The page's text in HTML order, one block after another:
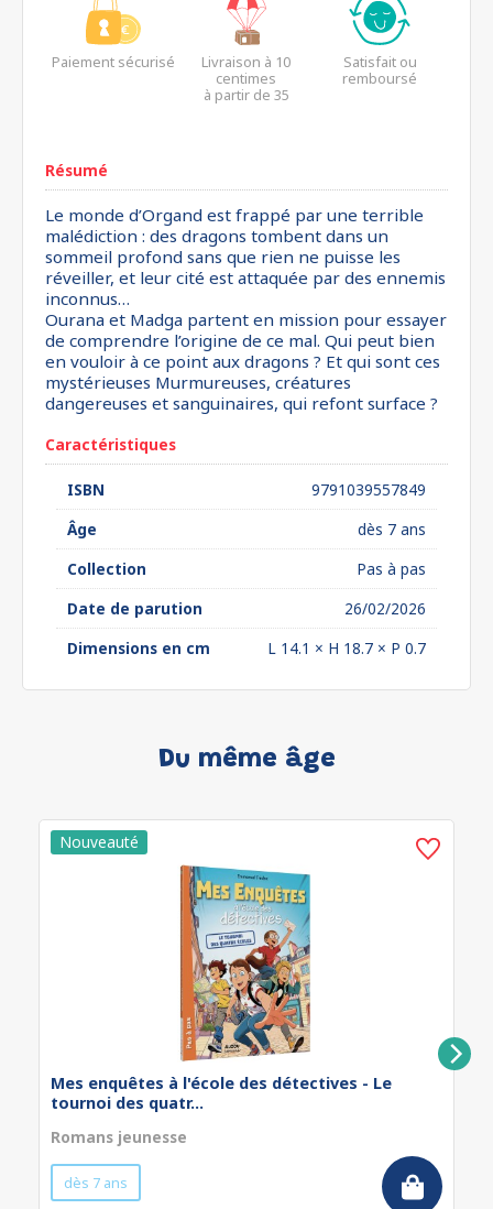
Paiement sécurisé
Livraison à 10
centimes
à partir de 35
Satisfait ou
remboursé
Résumé
Le monde d’Organd est frappé par une terrible
malédiction : des dragons tombent dans un
sommeil profond sans que rien ne puisse les
réveiller, et leur cité est attaquée par des ennemis
inconnus…
Ourana et Madga partent en mission pour essayer
de comprendre l’origine de ce mal. Qui peut bien
en vouloir à ce point aux dragons ? Et qui sont ces
mystérieuses Murmureuses, créatures
dangereuses et sanguinaires, qui refont surface ?
Caractéristiques
ISBN
9791039557849
Âge
dès 7 ans
Collection
Pas à pas
Date de parution
26/02/2026
Dimensions en cm
L 14.1 × H 18.7 × P 0.7
Du même âge
Mes enquêtes à l'école des détectives - Le
tournoi des quatr...
Romans jeunesse
dès 7 ans